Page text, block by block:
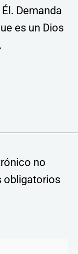
Demanda
es un Dios
.
no
obligatorios